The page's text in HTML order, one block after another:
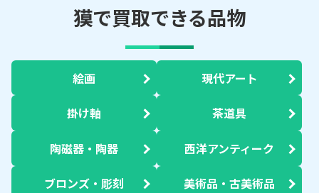
獏で買取できる品物
絵画 現代アート
掛け軸 茶道具
陶磁器・陶器 西洋アンティーク
ブロンズ・彫刻 美術品・古美術品